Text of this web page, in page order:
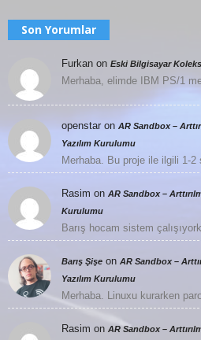
Son Yorumlar
Furkan on Eski Bilgisayar
Merhaba, elimde IBM PS/1
openstar on AR Sandbox –
Yazılım Kurulumu
Merhaba. Bu proje ile ilgili 1-2
Rasim on AR Sandbox –
Kurulumu
Barış hocam sistem
Barış Şişe on AR Sandbox –
Yazılım Kurulumu
Merhaba. Linuxu kurarken
Rasim on AR Sandbox –